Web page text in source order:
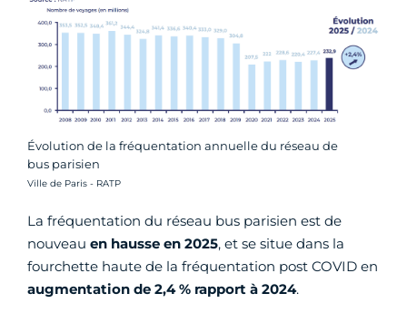
Évolution de la fréquentation annuelle du réseau de
bus parisien
Crédit photo :
Ville de Paris - RATP
La fréquentation du réseau bus parisien est de
nouveau en hausse en 2025, et se situe dans la
fourchette haute de la fréquentation post COVID en
augmentation de 2,4 % rapport à 2024.